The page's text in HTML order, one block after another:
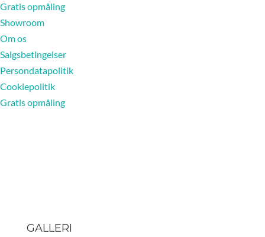
Gratis opmåling
Showroom
Om os
Salgsbetingelser
Persondatapolitik
Cookiepolitik
Gratis opmåling
GALLERI